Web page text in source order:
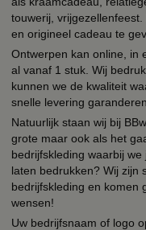
touwerij,
en origineel cadeau te
Ontwerpen kan online, in
al vanaf 1 stuk. Wij
kunnen we de kwaliteit
snelle levering garanderen.
Natuurlijk staan wij bij
grote maar ook als het
bedrijfskleding waarbij
laten bedrukken? Wij zijn
bedrijfskleding en komen
wensen!
Uw bedrijfsnaam of logo